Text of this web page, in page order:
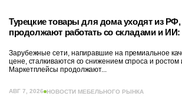
Турецкие товары для дома уходят из
продолжают работать со складами и ИИ:
Зарубежные сети, напиравшие на премиальное
цене, сталкиваются со снижением спроса и ростом
Маркетплейсы продолжают...
АВГ 7, 2026 НОВОСТИ МЕБЕЛЬНОГО РЫНКА